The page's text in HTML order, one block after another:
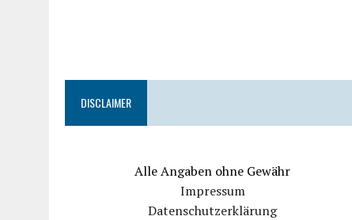
DISCLAIMER
Alle Angaben ohne Gewähr
Impressum
Datenschutzerklärung